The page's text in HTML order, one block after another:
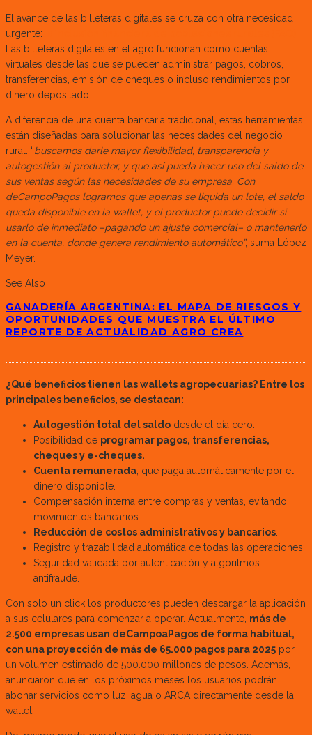
El avance de las billeteras digitales se cruza con otra necesidad
urgente:
.
Las billeteras digitales en el agro funcionan como cuentas
virtuales desde las que se pueden administrar pagos, cobros,
transferencias, emisión de cheques o incluso rendimientos por
dinero depositado.
A diferencia de una cuenta bancaria tradicional, estas herramientas
están diseñadas para solucionar las necesidades del negocio
rural: “buscamos darle mayor flexibilidad, transparencia y
autogestión al productor, y que así pueda hacer uso del saldo de
sus ventas según las necesidades de su empresa. Con
deCampoPagos logramos que apenas se liquida un lote, el saldo
queda disponible en la wallet, y el productor puede decidir si
usarlo de inmediato –pagando un ajuste comercial– o mantenerlo
en la cuenta, donde genera rendimiento automático”, suma López
Meyer.
See Also
GANADERÍA ARGENTINA: EL MAPA DE RIESGOS Y
OPORTUNIDADES QUE MUESTRA EL ÚLTIMO
REPORTE DE ACTUALIDAD AGRO CREA
¿Qué beneficios tienen las wallets agropecuarias? Entre los
principales beneficios, se destacan:
Autogestión total del saldo desde el día cero.
Posibilidad de programar pagos, transferencias,
cheques y e-cheques.
Cuenta remunerada, que paga automáticamente por el
dinero disponible.
Compensación interna entre compras y ventas, evitando
movimientos bancarios.
Reducción de costos administrativos y bancarios.
Registro y trazabilidad automática de todas las operaciones.
Seguridad validada por autenticación y algoritmos
antifraude.
Con solo un click los productores pueden descargar la aplicación
a sus celulares para comenzar a operar. Actualmente, más de
2.500 empresas usan deCampoaPagos de forma habitual,
con una proyección de más de 65.000 pagos para 2025 por
un volumen estimado de 500.000 millones de pesos. Además,
anunciaron que en los próximos meses los usuarios podrán
abonar servicios como luz, agua o ARCA directamente desde la
wallet.